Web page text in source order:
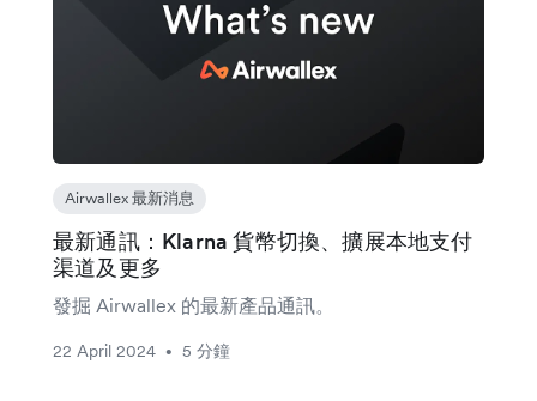
Airwallex 最新消息
最新通訊：Klarna 貨幣切換、擴展本地支付
渠道及更多
發掘 Airwallex 的最新產品通訊。
22 April 2024 • 5 分鐘